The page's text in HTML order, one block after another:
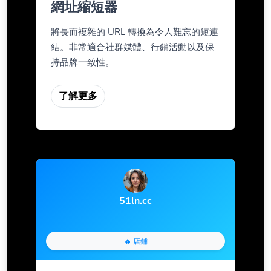
網址縮短器
將長而複雜的 URL 轉換為令人難忘的短連
結。非常適合社群媒體、行銷活動以及保
持品牌一致性。
了解更多
51ln.cc
🔥 店鋪